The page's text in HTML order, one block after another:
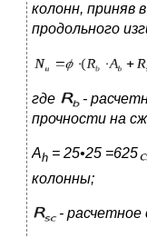
колонн, приняв
продольного
где -
прочности на
Ah = 25•25 =625
колонны;
-